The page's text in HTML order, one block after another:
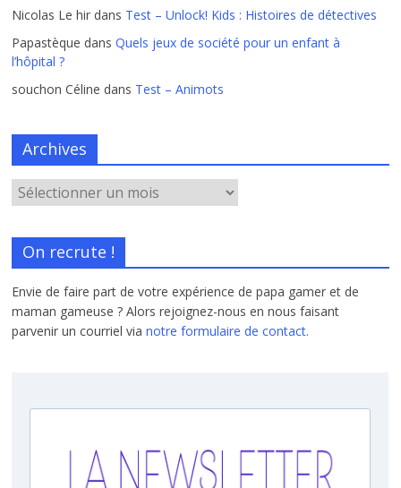
Nicolas Le hir dans Test – Unlock! Kids : Histoires de détectives
Papastèque dansQuels jeux de société pour un enfant à
l’hôpital ?
souchon Céline dans Test – Animots
Archives
On recrute !
Envie de faire part de votre expérience de papa gamer et de
maman gameuse ? Alors rejoignez-nous en nous faisant
parvenir un courriel vianotre formulaire de contact.